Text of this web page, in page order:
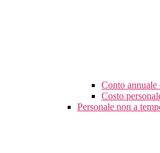
Conto annuale
Costo
Personale non a